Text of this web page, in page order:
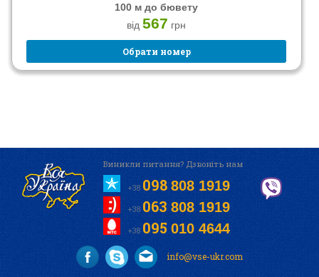
100 м до бювету
від567 грн
Обрати номер
Виникли питання? Дзвоніть нам
+38 098808 1919
+38063808 1919
+38 095010 4644
info@vse-ukr.com